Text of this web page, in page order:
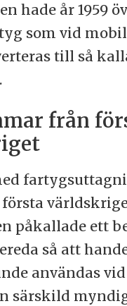
hade år 1959
som vid
till så
från
påkallade ett
så att
användas
särskild